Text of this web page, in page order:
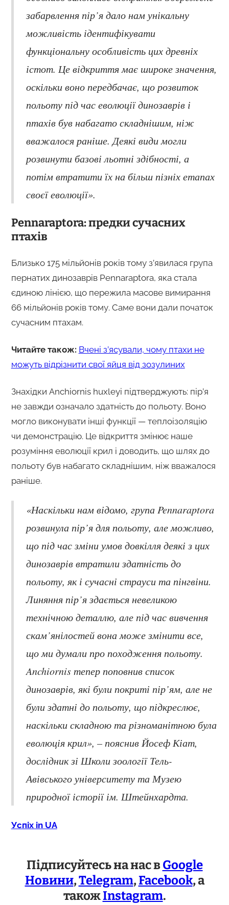
забарвлення пір’я дало нам унікальну
можливість ідентифікувати
функціональну особливість цих древніх
істот. Це відкриття має широке значення,
оскільки воно передбачає, що розвиток
польоту під час еволюції динозаврів і
птахів був набагато складнішим, ніж
вважалося раніше. Деякі види могли
розвинути базові льотні здібності, а
потім втратити їх на більш пізніх етапах
своєї еволюції».
Pennaraptora: предки сучасних
птахів
Близько 175 мільйонів років тому з’явилася група
пернатих динозаврів Pennaraptora, яка стала
єдиною лінією, що пережила масове вимирання
66 мільйонів років тому. Саме вони дали початок
сучасним птахам.
Читайте також: Вчені з’ясували, чому птахи не
можуть відрізнити свої яйця від зозулиних
Знахідки Anchiornis huxleyi підтверджують: пір’я
не завжди означало здатність до польоту. Воно
могло виконувати інші функції — теплоізоляцію
чи демонстрацію. Це відкриття змінює наше
розуміння еволюції крил і доводить, що шлях до
польоту був набагато складнішим, ніж вважалося
раніше.
«Наскільки нам відомо, група Pennaraptora
розвинула пір’я для польоту, але можливо,
що під час зміни умов довкілля деякі з цих
динозаврів втратили здатність до
польоту, як і сучасні страуси та пінгвіни.
Линяння пір’я здається невеликою
технічною деталлю, але під час вивчення
скам’янілостей вона може змінити все,
що ми думали про походження польоту.
Anchiornis тепер поповнив список
динозаврів, які були покриті пір’ям, але не
були здатні до польоту, що підкреслює,
наскільки складною та різноманітною була
еволюція крил», – пояснив Йосеф Кіат,
дослідник зі Школи зоології Тель-
Авівського університету та Музею
природної історії ім. Штейнхардта.
Успіх in UA
Підписуйтесь на нас вGoogle
Новини,Telegram,Facebook, а
такожInstagram.